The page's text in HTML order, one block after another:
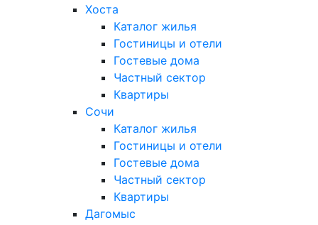
Хоста
Каталог жилья
Гостиницы и отели
Гостевые дома
Частный сектор
Квартиры
Сочи
Каталог жилья
Гостиницы и отели
Гостевые дома
Частный сектор
Квартиры
Дагомыс